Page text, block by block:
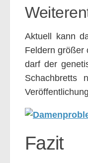
Aktuell kann
Feldern größer
darf der
Fazit